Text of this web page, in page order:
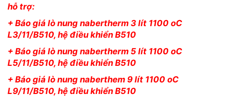
hỗ trợ:
+ Báo giá lò nung nabertherm 3 lít 1100 oC
L3/11/B510, hệ điều khiển B510
+ Báo giá lò nung nabertherm 5 lít 1100 oC
L5/11/B510, hệ điều khiển B510
+ Báo giá lò nung naberthem 9 lít 1100 oC
L9/11/B510, hệ điều khiển B510